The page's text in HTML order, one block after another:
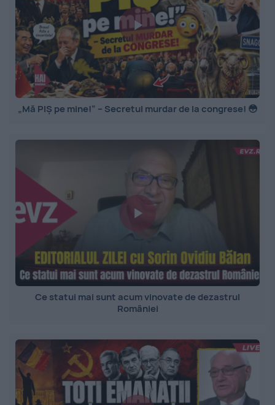
„Mă PIȘ pe mine!” – Secretul murdar de la congrese! 😳
Ce statui mai sunt acum vinovate de dezastrul
României